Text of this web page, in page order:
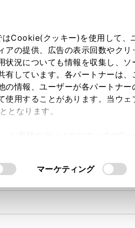
はCookie(クッキー)を使用して、
の提供、広告の表示回数やクリ
況についても情報を収集し、ソ
有しています。各パートナーは、
情報、ユーザーが各パートナー
使用することがあります。当ウェ
となります。
マーケティング